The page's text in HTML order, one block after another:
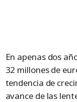
En apenas dos
32 millones de
tendencia de
avance de las